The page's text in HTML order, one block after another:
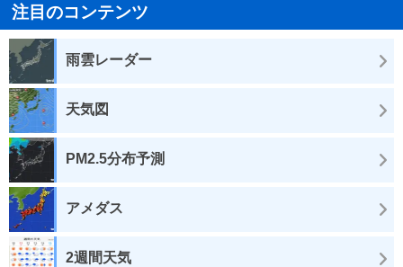
注目のコンテンツ
雨雲レーダー
天気図
PM2.5分布予測
アメダス
2週間天気